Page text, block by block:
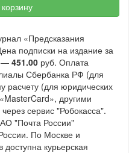
«Предсказания
подписки на издание за
— 451.00 руб. Оплата
Сбербанка РФ (для
расчету (для юридических
другими
сервис "Робокасса".
"Почта России"
По Москве и
курьерская